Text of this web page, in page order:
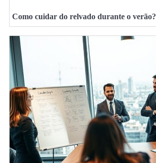
Como cuidar do relvado durante o verão?